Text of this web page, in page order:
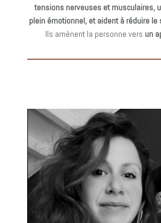
tensions nerveuses et musculaires,
plein émotionnel, et aident à réduire
Ils amènent la personne vers un